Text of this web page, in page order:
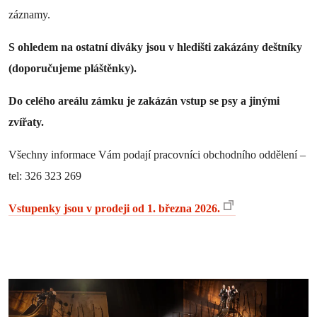
záznamy.
S ohledem na ostatní diváky jsou v hledišti zakázány deštníky
(doporučujeme pláštěnky).
Do celého areálu zámku je zakázán vstup se psy a jinými
zvířaty.
Všechny informace Vám podají pracovníci obchodního oddělení –
tel: 326 323 269
Vstupenky jsou v prodeji od 1. března 2026.